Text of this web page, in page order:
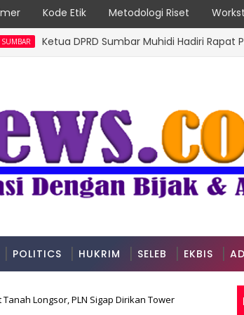
Kode Etik Metodologi Riset
Ketua DPRD Sumbar Muhidi Hadiri Rapat
POLITICS HUKRIM SELEB EKBIS
Longsor, PLN Sigap Dirikan Tower